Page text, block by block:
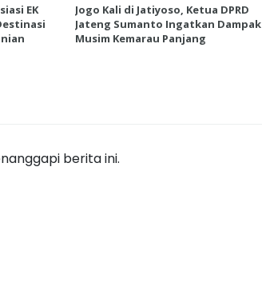
EK
Jogo Kali di Jatiyoso, Ketua DPRD
Jateng Sumanto Ingatkan Dampak
Musim Kemarau Panjang
berita ini.
INI CARA UMAT KRISTIANI SALATIGA
JAGA KERUKUNAN SAMBUT NATAL